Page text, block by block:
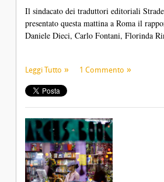
Il sindacato dei traduttori editoriali
presentato questa mattina a Roma il
Daniele Dieci, Carlo Fontani, Florinda
Leggi Tutto 1 Commento